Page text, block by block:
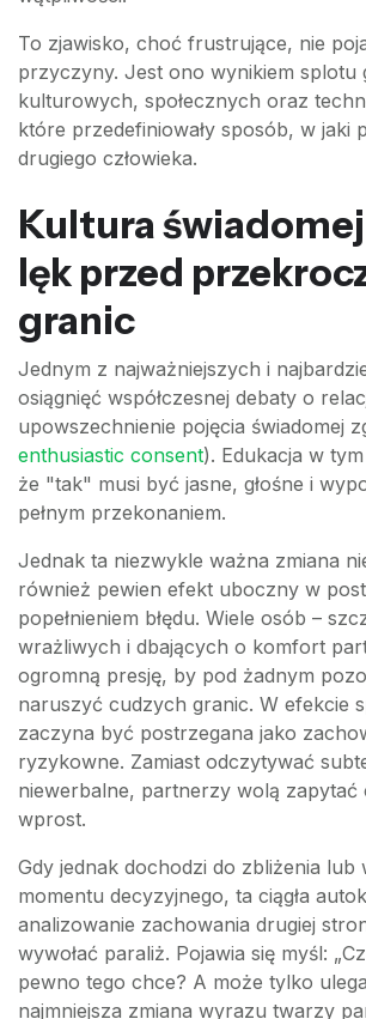
To zjawisko, choć frustrujące, nie
przyczyny. Jest ono wynikiem splotu
kulturowych, społecznych oraz
które przedefiniowały sposób, w jaki
drugiego człowieka.
Kultura
lęk przed
granic
Jednym z najważniejszych i
osiągnięć współczesnej debaty o
upowszechnienie pojęcia świadomej
enthusiastic consent). Edukacja w
że "tak" musi być jasne, głośne i
pełnym przekonaniem.
Jednak ta niezwykle ważna zmiana
również pewien efekt uboczny w
popełnieniem błędu. Wiele osób –
wrażliwych i dbających o komfort
ogromną presję, by pod żadnym
naruszyć cudzych granic. W efekcie
zaczyna być postrzegana jako
ryzykowne. Zamiast odczytywać
niewerbalne, partnerzy wolą zapytać
wprost.
Gdy jednak dochodzi do zbliżenia lub
momentu decyzyjnego, ta ciągła
analizowanie zachowania drugiej
wywołać paraliż. Pojawia się myśl:
pewno tego chce? A może tylko
najmniejsza zmiana wyrazu twarzy